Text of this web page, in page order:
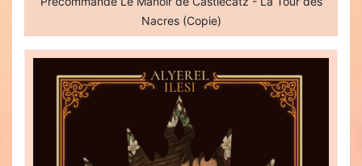
Nacres (Copie)